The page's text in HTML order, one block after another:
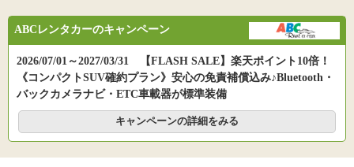
ABCレンタカーのキャンペーン
2026/07/01～2027/03/31 【FLASH SALE】楽天ポイント10倍！
《コンパクトSUV確約プラン》安心の免責補償込み♪Bluetooth・
バックカメラナビ・ETC車載器が標準装備
キャンペーンの詳細をみる